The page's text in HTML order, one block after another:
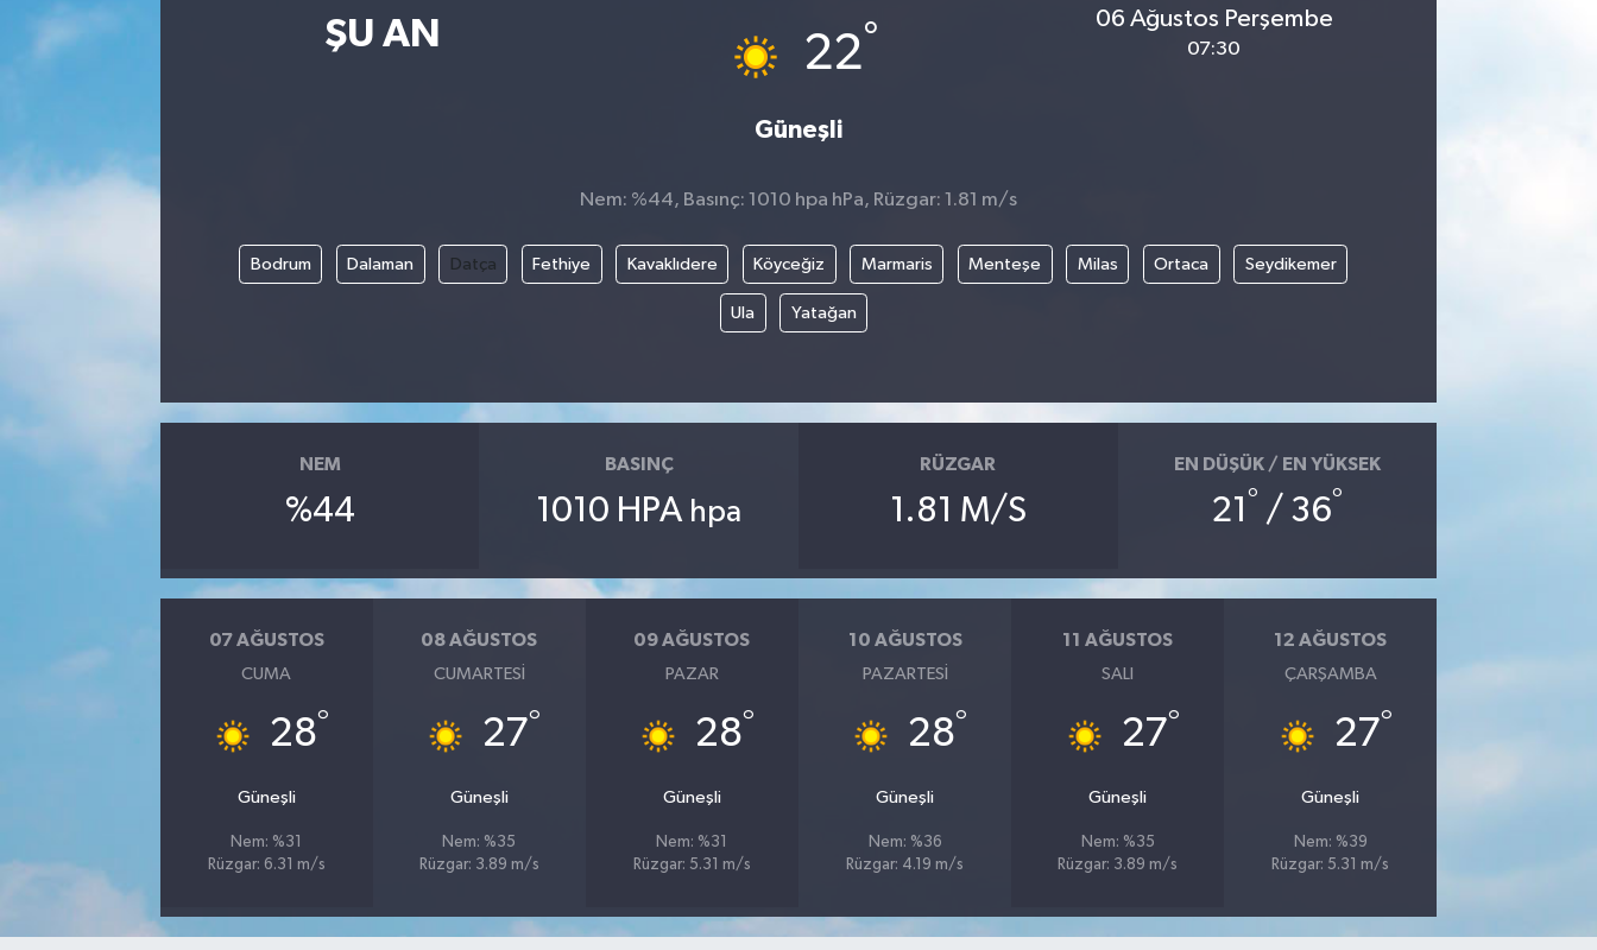
ŞU AN 22°
Güneşli
06 Ağustos Perşembe
07:30
Nem: %44, Basınç: 1010 hpa hPa, Rüzgar: 1.81 m/s
Bodrum Dalaman Datça Fethiye Kavaklıdere Köyceğiz Marmaris Menteşe Milas Ortaca Seydikemer
Ula Yatağan
NEM
%44
BASINÇ
1010 HPA hpa
RÜZGAR
1.81 M/S
EN DÜŞÜK / EN YÜKSEK
21° / 36°
07 AĞUSTOS
CUMA
28°
Güneşli
Nem: %31
Rüzgar: 6.31 m/s
08 AĞUSTOS
CUMARTESI
27°
Güneşli
Nem: %35
Rüzgar: 3.89 m/s
09 AĞUSTOS
PAZAR
28°
Güneşli
Nem: %31
Rüzgar: 5.31 m/s
10 AĞUSTOS
PAZARTESI
28°
Güneşli
Nem: %36
Rüzgar: 4.19 m/s
11 AĞUSTOS
SALI
27°
Güneşli
Nem: %35
Rüzgar: 3.89 m/s
12 AĞUSTOS
ÇARŞAMBA
27°
Güneşli
Nem: %39
Rüzgar: 5.31 m/s